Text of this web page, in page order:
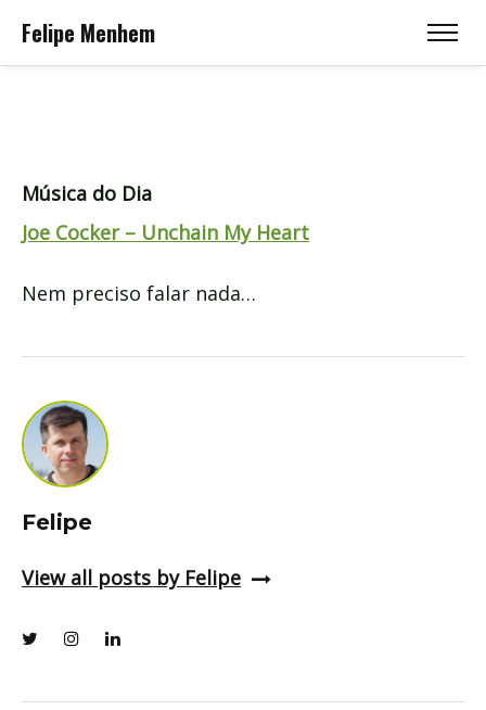
Felipe Menhem
Música do Dia
Joe Cocker – Unchain My Heart
Nem preciso falar nada…
Felipe
View all posts by Felipe